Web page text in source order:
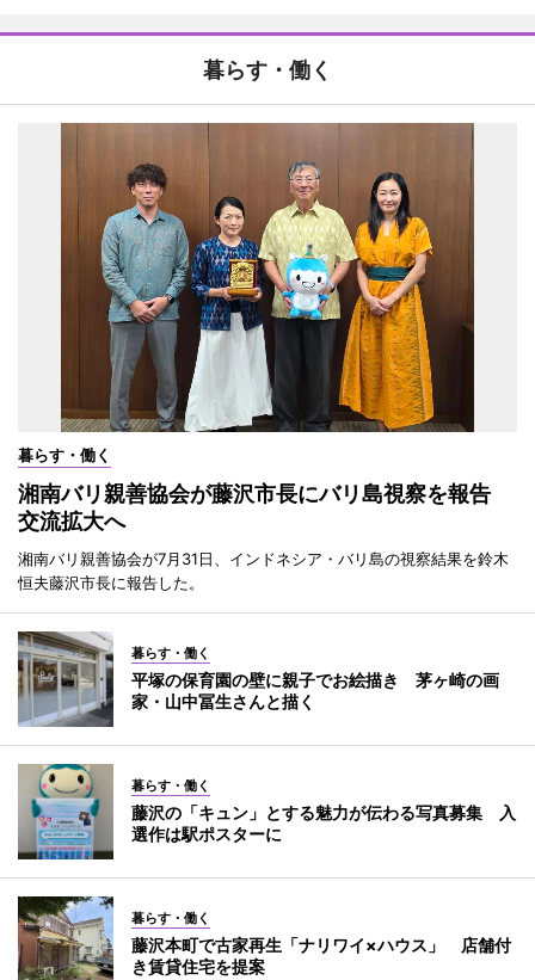
暮らす・働く
暮らす・働く
湘南バリ親善協会が藤沢市長にバリ島視察を報告
交流拡大へ
湘南バリ親善協会が7月31日、インドネシア・バリ島の視察結果を鈴木
恒夫藤沢市長に報告した。
暮らす・働く
平塚の保育園の壁に親子でお絵描き 茅ヶ崎の画
家・山中冨生さんと描く
暮らす・働く
藤沢の「キュン」とする魅力が伝わる写真募集 入
選作は駅ポスターに
暮らす・働く
藤沢本町で古家再生「ナリワイ×ハウス」 店舗付
き賃貸住宅を提案